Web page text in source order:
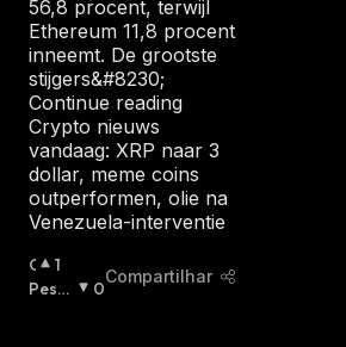
56,8 procent, terwijl
Ethereum 11,8 procent
inneemt. De grootste
stijgers&#8230;
Continue reading
Crypto nieuws
vandaag: XRP naar 3
dollar, meme coins
outperformen, olie na
Venezuela-interventie
O
T
1
Pessi
0
Compartilhar